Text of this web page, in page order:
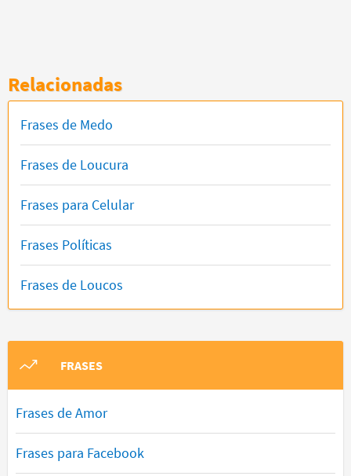
Relacionadas
Frases de Medo
Frases de Loucura
Frases para Celular
Frases Políticas
Frases de Loucos
FRASES
Frases de Amor
Frases para Facebook